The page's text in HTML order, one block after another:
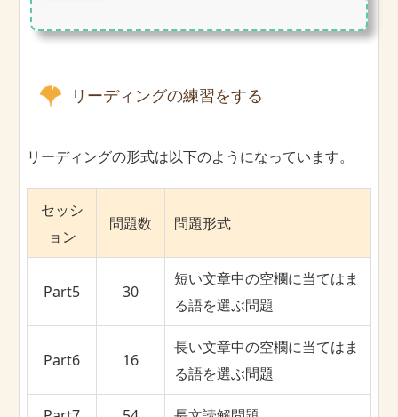
リーディングの練習をする
リーディングの形式は以下のようになっています。
セッシ
ョン
問題数 問題形式
Part5 30
短い文章中の空欄に当てはま
る語を選ぶ問題
Part6 16
長い文章中の空欄に当てはま
る語を選ぶ問題